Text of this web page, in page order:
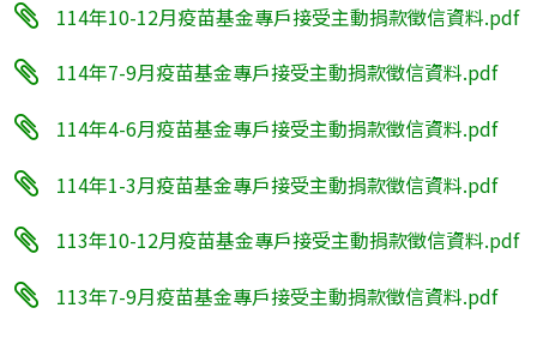
114年10-12月疫苗基金專戶接受主動捐款徵信資料.pdf
114年7-9月疫苗基金專戶接受主動捐款徵信資料.pdf
114年4-6月疫苗基金專戶接受主動捐款徵信資料.pdf
114年1-3月疫苗基金專戶接受主動捐款徵信資料.pdf
113年10-12月疫苗基金專戶接受主動捐款徵信資料.pdf
113年7-9月疫苗基金專戶接受主動捐款徵信資料.pdf